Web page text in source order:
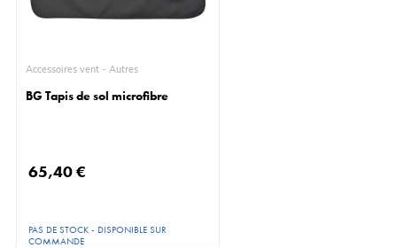
Accessoires vent - Autres
BG Tapis de sol microfibre
65,40 €
PAS DE STOCK - DISPONIBLE SUR
COMMANDE